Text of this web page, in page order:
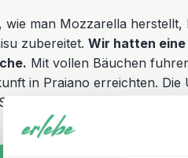
man Mozzarella
zubereitet. Wir hatten
Mit vollen Bäuchen
in Praiano erreichten. Die
unter
nur wohlfühlen